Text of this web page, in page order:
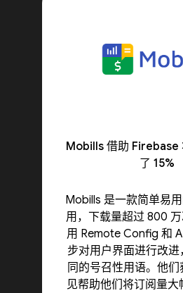
Mobills 借助 Firebase
了 15%
Mobills 是一款简单易
用，下载量超过 800
用 Remote Config 和
步对用户界面进行改
同的号召性用语。他
见帮助他们将订阅量大